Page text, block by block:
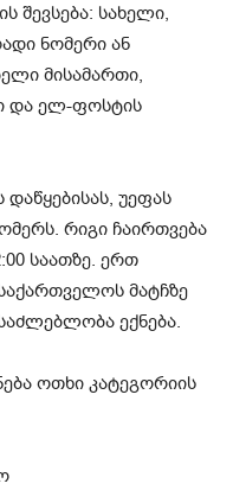
შევსება: სახელი,
ნომერი ან
მისამართი,
და ელ-ფოსტის
უეფას
რიგი ჩაირთვება
საათზე. ერთ
მატჩზე
ექნება.
ოთხი კატეგორიის